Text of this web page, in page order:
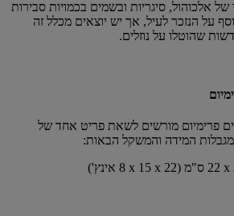
של אלכוהול, סיגריות ובשמים בכמויות סבירות
על הנזכר לעיל, אך יש יוצאים מכלל זה
שהוטלו על נוזלים.
פרימיום מורשים לשאת פריט אחד של
המידה והמשקל הבאות: